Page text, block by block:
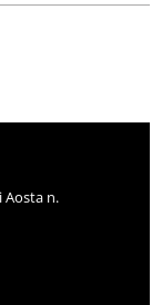
Aosta n.